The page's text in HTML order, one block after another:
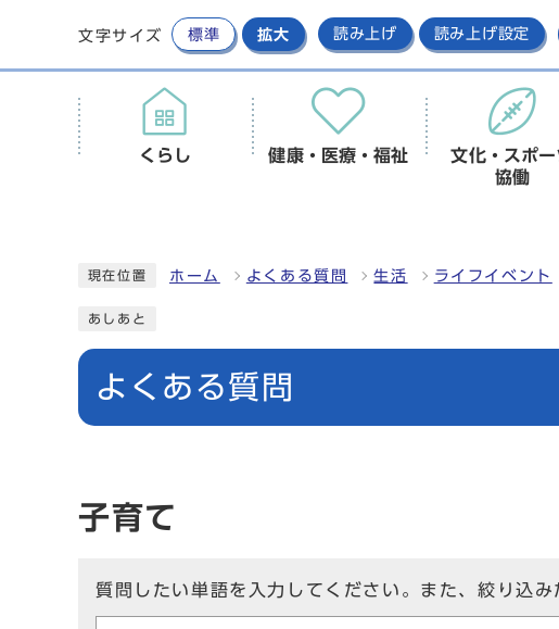
文字サイズ 標準 拡大 読み上げ 読み上げ設定
くらし 健康・医療・福祉
文化・スポー
協働
現在位置 ホーム よくある質問 生活 ライフイベント
あしあと
よくある質問
子育て
質問したい単語を入力してください。また、絞り込